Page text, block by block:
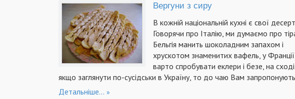
Вергуни з сиру
В кожній національній кухні є свої
Говорячи про Італію, ми думаємо про
Бельгія манить шоколадним запахом і
хрускотом знаменитих вафель, у Франції
варто спробувати еклери і безе, на
якщо заглянути по-сусідськи в Україну, то до чаю Вам
Детальніше...